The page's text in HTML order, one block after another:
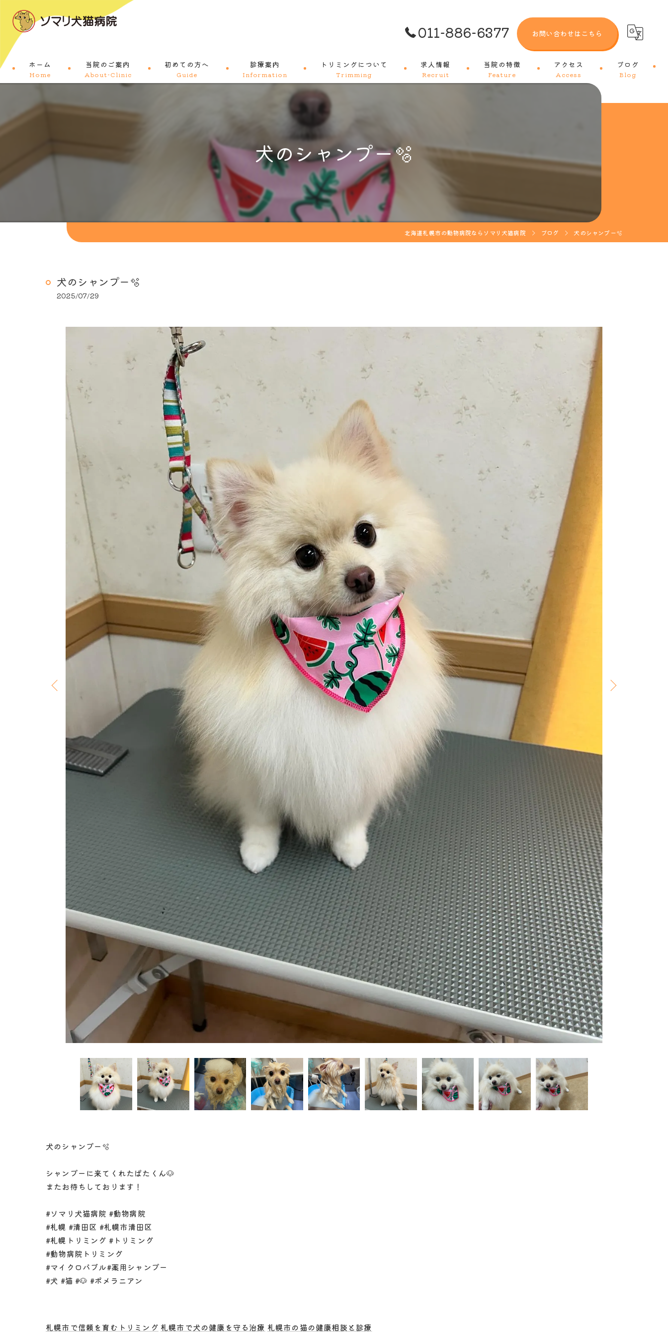
011-886-6377 お問い合わせはこちら
ホーム
Home
当院のご案内
About-Clinic
コンセプト
初めての方へ
Guide
診療案内
Information
トリミングについて
Trimming
料金メニュー
求人情報
Recruit
当院の特徴
Feature
トリミング
アクセス
Access
ブログ
Blog
犬のシャンプー🫧
北海道札幌市の動物病院ならソマリ犬猫病院 ブログ 犬のシャンプー🫧
犬のシャンプー🫧
2025/07/29
犬のシャンプー🫧
シャンプーに来てくれたぱたくん🐶
またお待ちしております！
#ソマリ犬猫病院 #動物病院
#札幌 #清田区 #札幌市清田区
#札幌トリミング #トリミング
#動物病院トリミング
#マイクロバブル#薬用シャンプー
#犬 #猫 #🐶 #ポメラニアン
札幌市で信頼を育むトリミング 札幌市で犬の健康を守る治療 札幌市の猫の健康相談と診療